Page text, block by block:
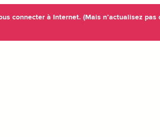
connecter à Internet. (Mais n’actualisez